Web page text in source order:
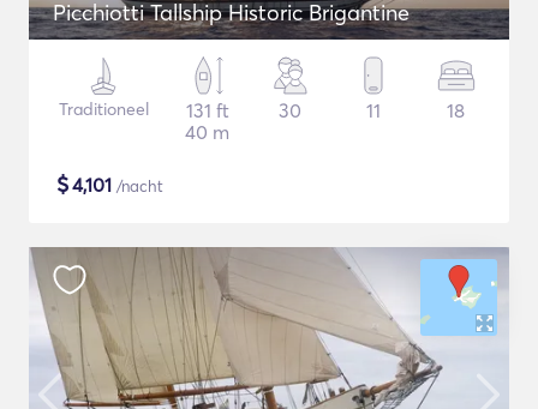
Picchiotti Tallship Historic Brigantine
Traditioneel
131 ft
40 m
30 11 18
$4,101 /nacht